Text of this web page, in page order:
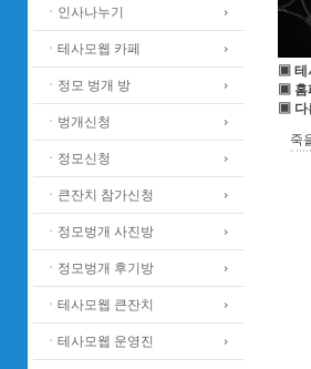
ㆍ인사나누기
ㆍ테사모웹 카페
ㆍ정모 벙개 방
ㆍ벙개신청
ㆍ정모신청
ㆍ큰잔치 참가신청
ㆍ정모벙개 사진방
ㆍ정모벙개 후기방
ㆍ테사모웹 큰잔치
ㆍ테사모웹 운영진
▣ 테
▣ 홈
▣ 다
죽